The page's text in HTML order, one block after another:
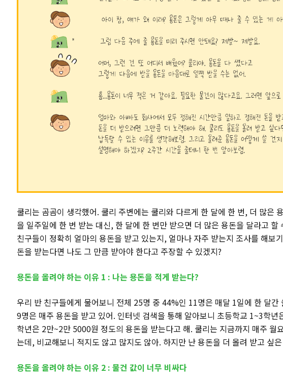
쿨리는 곰곰이 생각했어. 쿨리 주변에는 쿨리와 다르게 한 달에 한 번, 더 많은
을 일주일에 한 번 받는 대신, 한 달에 한 번만 받으면 더 많은 용돈을 달라고 할
친구들이 정확히 얼마의 용돈을 받고 있는지, 얼마나 자주 받는지 조사를 해보
돈을 받는다면 나도 그 만큼 받아야 한다고 주장할 수 있겠지?
용돈을 올려야 하는 이유 1 : 나는 용돈을 적게 받는다?
우리 반 친구들에게 물어보니 전체 25명 중 44%인 11명은 매달 1일에 한 달간
9명은 매주 용돈을 받고 있어. 인터넷 검색을 통해 알아보니 초등학교 1~3학
학년은 2만~2만 5000원 정도의 용돈을 받는다고 해. 쿨리는 지금까지 매주 월
는데, 비교해보니 적지도 않고 많지도 않아. 하지만 난 용돈을 더 올려 받고 싶
용돈을 올려야 하는 이유 2 : 물건 값이 너무 비싸다